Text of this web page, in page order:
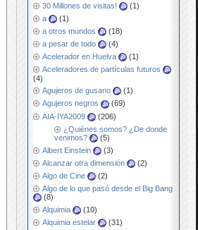
30 Millones de visitas!
(1)
a
(1)
a otros mundos
(18)
a pesar de todo
(4)
Acelerador en Huelva
(1)
Aceleradores de partículas futuros
(4)
Agujeros de gusano
(1)
Agujeros negros
(69)
AIA-IYA2009
(206)
¿Quiénes somos? ¿De donde
venimos?
(5)
Albert Einstein
(3)
Alcanzar otra dimensión
(2)
Algo de Cine
(2)
Algo de lo que pasó desde el Big Bang
(8)
Alquimia
(10)
Alquimia estelar
(31)